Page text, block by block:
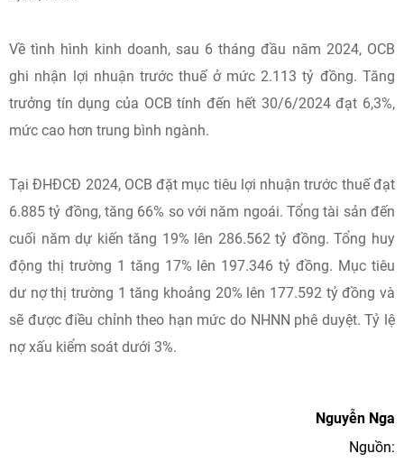
Về tình hình kinh doanh, sau 6 tháng đầu năm 2024, OCB
ghi nhận lợi nhuận trước thuế ở mức 2.113 tỷ đồng. Tăng
trưởng tín dụng của OCB tính đến hết 30/6/2024 đạt 6,3%,
mức cao hơn trung bình ngành.
Tại ĐHĐCĐ 2024, OCB đặt mục tiêu lợi nhuận trước thuế đạt
6.885 tỷ đồng, tăng 66% so với năm ngoái. Tổng tài sản đến
cuối năm dự kiến tăng 19% lên 286.562 tỷ đồng. Tổng huy
động thị trường 1 tăng 17% lên 197.346 tỷ đồng. Mục tiêu
dư nợ thị trường 1 tăng khoảng 20% lên 177.592 tỷ đồng và
sẽ được điều chỉnh theo hạn mức do NHNN phê duyệt. Tỷ lệ
nợ xấu kiểm soát dưới 3%.
Nguyễn Nga
Nguồn: